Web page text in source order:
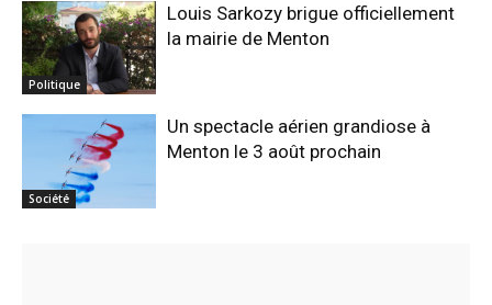
Politique
Louis Sarkozy brigue officiellement
la mairie de Menton
Société
Un spectacle aérien grandiose à
Menton le 3 août prochain